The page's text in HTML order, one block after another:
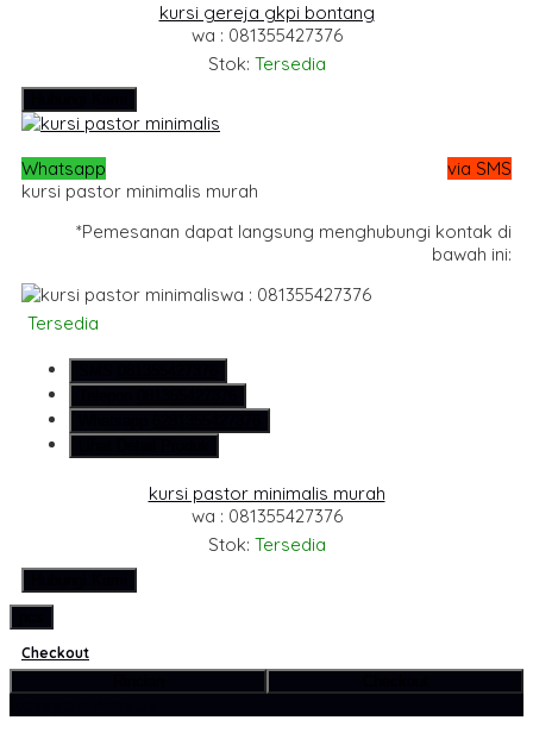
kursi gereja gkpi bontang
wa : 081355427376
Stok: Tersedia
Whatsapp
via SMS
kursi pastor minimalis murah
*Pemesanan dapat langsung menghubungi kontak di
bawah ini:
wa : 081355427376
Tersedia
kursi pastor minimalis murah
wa : 081355427376
Stok: Tersedia
Checkout